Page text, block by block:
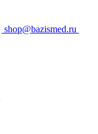
shop@bazismed.ru